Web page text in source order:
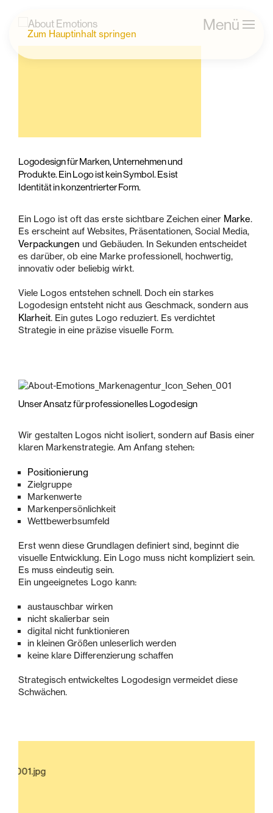
Zum Hauptinhalt springen
Menü
Logodesign für Marken, Unternehmen und
Produkte. Ein Logo ist kein Symbol. Es ist
Identität in konzentrierter Form.
Ein Logo ist oft das erste sichtbare Zeichen einer Marke.
Es erscheint auf Websites, Präsentationen, Social Media,
Verpackungen und Gebäuden. In Sekunden entscheidet
es darüber, ob eine Marke professionell, hochwertig,
innovativ oder beliebig wirkt.
Viele Logos entstehen schnell. Doch ein starkes
Logodesign entsteht nicht aus Geschmack, sondern aus
Klarheit. Ein gutes Logo reduziert. Es verdichtet
Strategie in eine präzise visuelle Form.
Unser Ansatz für professionelles Logodesign
Wir gestalten Logos nicht isoliert, sondern auf Basis einer
klaren Markenstrategie. Am Anfang stehen:
Positionierung
Zielgruppe
Markenwerte
Markenpersönlichkeit
Wettbewerbsumfeld
Erst wenn diese Grundlagen definiert sind, beginnt die
visuelle Entwicklung. Ein Logo muss nicht kompliziert sein.
Es muss eindeutig sein.
Ein ungeeignetes Logo kann:
austauschbar wirken
nicht skalierbar sein
digital nicht funktionieren
in kleinen Größen unleserlich werden
keine klare Differenzierung schaffen
Strategisch entwickeltes Logodesign vermeidet diese
Schwächen.